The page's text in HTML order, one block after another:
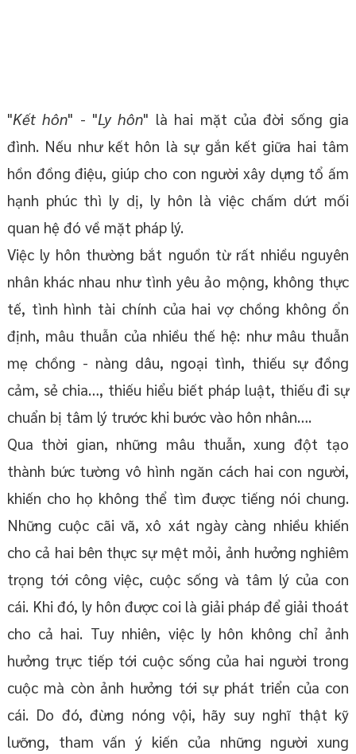
"Kết hôn" - "Ly hôn" là hai mặt của đời sống gia
đình. Nếu như kết hôn là sự gắn kết giữa hai tâm
hồn đồng điệu, giúp cho con người xây dựng tổ ấm
hạnh phúc thì ly dị, ly hôn là việc chấm dứt mối
quan hệ đó về mặt pháp lý.
Việc ly hôn thường bắt nguồn từ rất nhiều nguyên
nhân khác nhau như tình yêu ảo mộng, không thực
tế, tình hình tài chính của hai vợ chồng không ổn
định, mâu thuẫn của nhiều thế hệ: như mâu thuẫn
mẹ chồng - nàng dâu, ngoại tình, thiếu sự đồng
cảm, sẻ chia…, thiếu hiểu biết pháp luật, thiếu đi sự
chuẩn bị tâm lý trước khi bước vào hôn nhân….
Qua thời gian, những mâu thuẫn, xung đột tạo
thành bức tường vô hình ngăn cách hai con người,
khiến cho họ không thể tìm được tiếng nói chung.
Những cuộc cãi vã, xô xát ngày càng nhiều khiến
cho cả hai bên thực sự mệt mỏi, ảnh hưởng nghiêm
trọng tới công việc, cuộc sống và tâm lý của con
cái. Khi đó, ly hôn được coi là giải pháp để giải thoát
cho cả hai. Tuy nhiên, việc ly hôn không chỉ ảnh
hưởng trực tiếp tới cuộc sống của hai người trong
cuộc mà còn ảnh hưởng tới sự phát triển của con
cái. Do đó, đừng nóng vội, hãy suy nghĩ thật kỹ
lưỡng, tham vấn ý kiến của những người xung